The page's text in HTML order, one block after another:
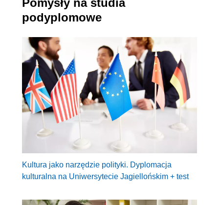
podyplomowe
Kultura jako narzędzie polityki. Dyplomacja
kulturalna na Uniwersytecie Jagiellońskim + test